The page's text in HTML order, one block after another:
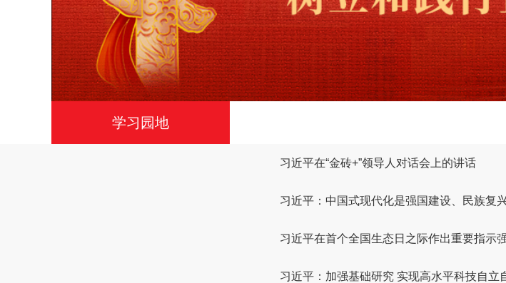
学习园地
习近平在“金砖+”领导人对话会上的讲话
习近平：中国式现代化是强国建设、民族复
习近平在首个全国生态日之际作出重要指示
习近平：加强基础研究 实现高水平科技自立